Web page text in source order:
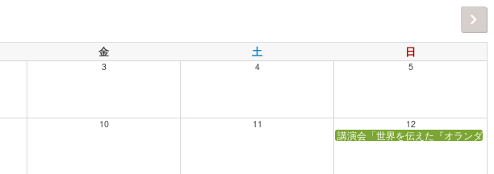
金 土 日
3 4 5
10 11 12
講演会「世界を伝えた『オランダ